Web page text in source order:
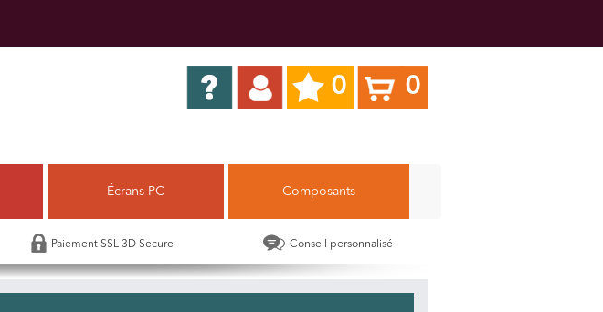
0 0
Écrans PC Composants
Paiement SSL 3D Secure Conseil personnalisé